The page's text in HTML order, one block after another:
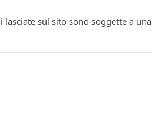
sul sito sono soggette a una